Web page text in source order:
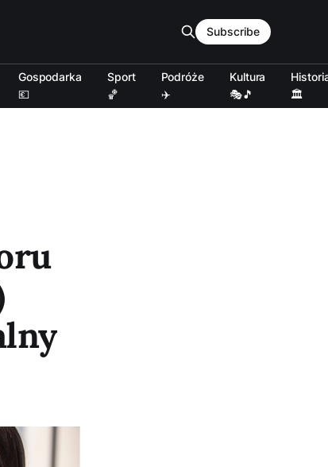
Gospodarka
💶
Sport
🏀
Podróże
✈️
Kultura
🎭🎵
🏛️
Subscribe